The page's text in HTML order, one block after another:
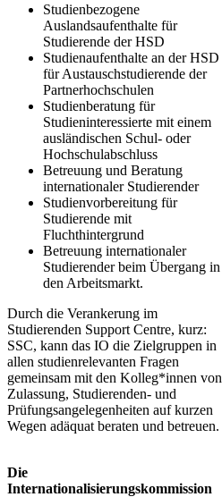
Studienbezogene
Auslandsaufenthalte für
Studierende der HSD​
Studienaufenthalte an der HSD
für Austauschstudierende der
Partnerhochschulen
Studienberatung für
Studieninteressierte mit einem
ausländischen Schul- oder
Hochschulabschluss
Betreuung und Beratung
internationaler Studierender
Studienvorbereitung für
Studierende mit
Fluchthintergrund
Betreuung internationaler
Studierender beim Übergang in
den Arbeitsmarkt.
Durch die Verankerung im
Studierenden Support Centre, kurz:
SSC, kann das IO die Zielgruppen in
allen studienrelevanten Fragen
gemeinsam mit den Kolleg*innen von
Zulassung, Studierenden- und
Prüfungsangelegenheiten auf kurzen
Wegen adäquat beraten und betreuen.
Die
Internationalisierungskommission